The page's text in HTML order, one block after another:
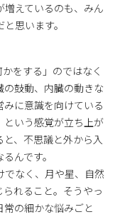
えているのも、みん
思います。
をする」のではなく
の鼓動、内臓の動きな
に意識を向けている
という感覚が立ち上が
、不思議と外から入
んです。
でなく、月や星、自然
れること。そうやっ
の細かな悩みごと